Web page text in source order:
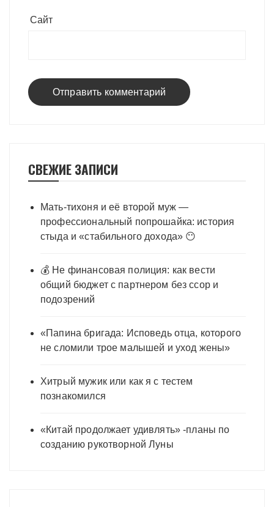
Сайт
СВЕЖИЕ ЗАПИСИ
Мать-тихоня и её второй муж —
профессиональный попрошайка: история
стыда и «стабильного дохода» 😶
💰 Не финансовая полиция: как вести
общий бюджет с партнером без ссор и
подозрений
«Папина бригада: Исповедь отца, которого
не сломили трое малышей и уход жены»
Хитрый мужик или как я с тестем
познакомился
«Китай продолжает удивлять» -планы по
созданию рукотворной Луны